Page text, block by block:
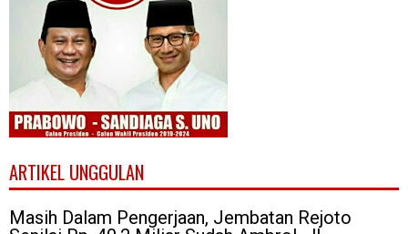
ARTIKEL UNGGULAN
Masih Dalam Pengerjaan, Jembatan Rejoto